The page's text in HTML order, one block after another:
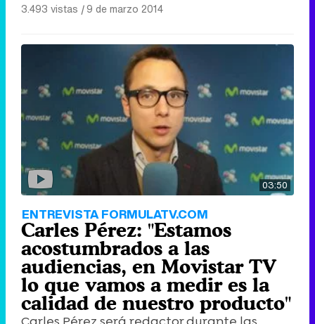
3.493 vistas |9 de marzo 2014
03:50
ENTREVISTA FORMULATV.COM
Carles Pérez: "Estamos
acostumbrados a las
audiencias, en Movistar TV
lo que vamos a medir es la
calidad de nuestro producto"